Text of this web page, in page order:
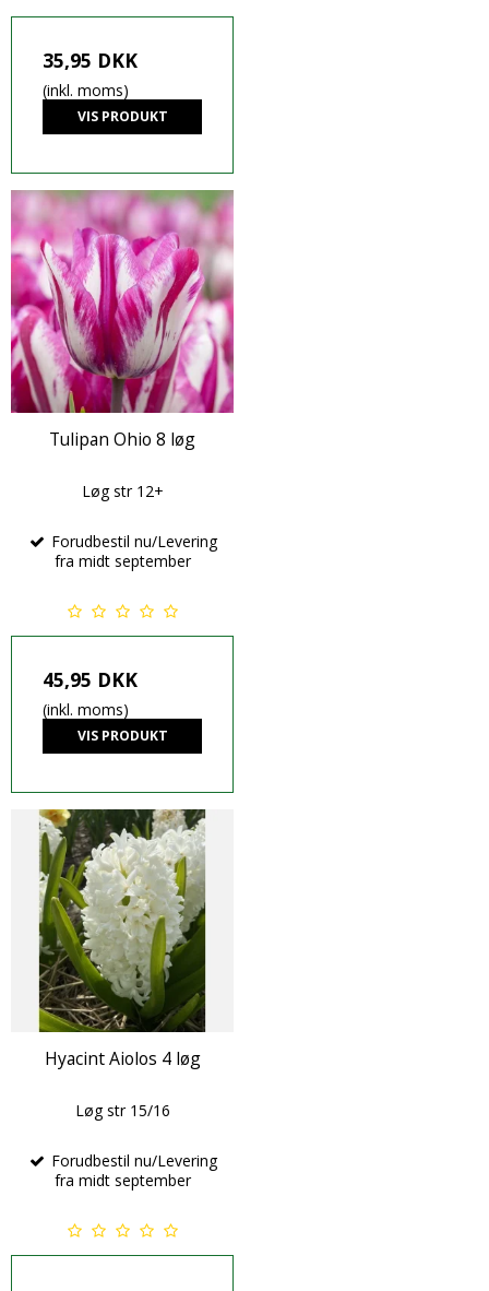
35,95 DKK
(inkl. moms)
VIS PRODUKT
Tulipan Ohio 8 løg
Løg str 12+
Forudbestil nu/Levering
fra midt september
45,95 DKK
(inkl. moms)
VIS PRODUKT
Hyacint Aiolos 4 løg
Løg str 15/16
Forudbestil nu/Levering
fra midt september